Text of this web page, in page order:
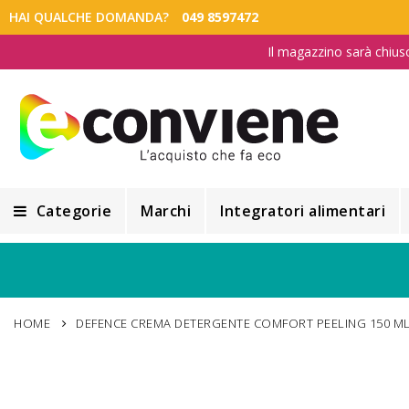
HAI QUALCHE DOMANDA? 049 8597472
Il magazzino sarà
Categorie
Alimentazione e Dietetica
Marchi Integratori alimentari
HOME DEFENCE CREMA DETERGENTE COMFORT PEELING 150 ML